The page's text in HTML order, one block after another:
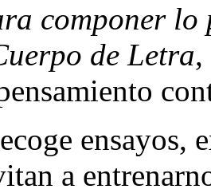
componer
de Letra,
ensayos,
a